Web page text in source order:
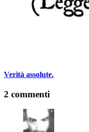
Verità assolute.
2 commenti